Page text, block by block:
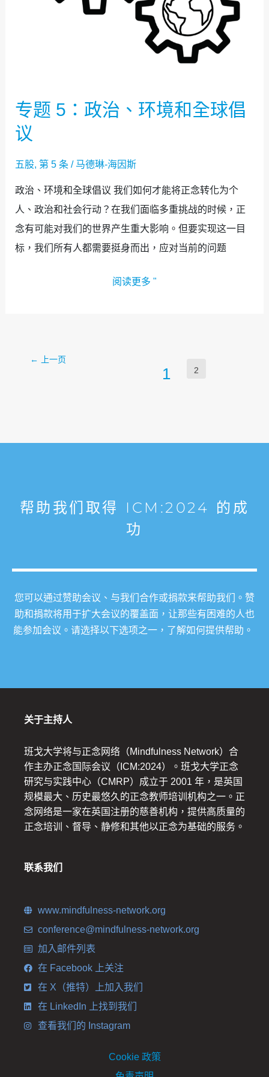
专题 5：政治、环境和全球倡
议
五股, 第 5 条/ 马德琳-海因斯
政治、环境和全球倡议 我们如何才能将正念转化为个
人、政治和社会行动？在我们面临多重挑战的时候，正
念有可能对我们的世界产生重大影响。但要实现这一目
标，我们所有人都需要挺身而出，应对当前的问题
阅读更多 "
← 上一页
1 2
帮助我们取得 ICM:2024 的成
功
您可以通过赞助会议、与我们合作或捐款来帮助我们。赞
助和捐款将用于扩大会议的覆盖面，让那些有困难的人也
能参加会议。请选择以下选项之一，了解如何提供帮助。
关于主持人
班戈大学将与正念网络（Mindfulness Network）合
作主办正念国际会议（ICM:2024）。班戈大学正念
研究与实践中心（CMRP）成立于 2001 年，是英国
规模最大、历史最悠久的正念教师培训机构之一。正
念网络是一家在英国注册的慈善机构，提供高质量的
正念培训、督导、静修和其他以正念为基础的服务。
联系我们
www.mindfulness-network.org
conference@mindfulness-network.org
加入邮件列表
在 Facebook 上关注
在 X（推特）上加入我们
在 LinkedIn 上找到我们
查看我们的 Instagram
Cookie 政策